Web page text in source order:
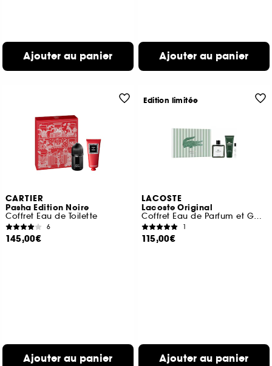
Ajouter au panier Ajouter au panier
CARTIER
Pasha Edition Noire
Coffret Eau de Toilette
6
145,00€
Ajouter au panier
LACOSTE
Lacoste Original
Coffret Eau de Parfum et Gel Douche
1
115,00€
Ajouter au panier
Edition limitée